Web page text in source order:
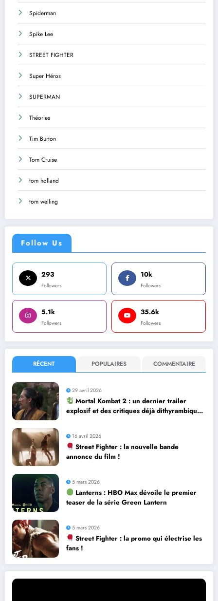
Spiderman
Spike Lee
STREET FIGHTER
Super Héros
SUPERMAN
Théories
Tim Burton
Tom Cruise
tom holland
tom welling
Follow Us
293
Followers
10k
Followers
5.1k
Followers
35.6k
Followers
RÉCENT POPULAIRES COMMENTAIRE
29 avril 2026
Mortal Kombat 2 : un dernier trailer
explosif et des critiques déjà dithyrambiques
16 avril 2026
Street Fighter : la nouvelle bande
annonce du film !
5 mars 2026
Lanterns : HBO Max dévoile le premier
teaser de la série Green Lantern
5 mars 2026
Street Fighter : la promo qui électrise les
fans !